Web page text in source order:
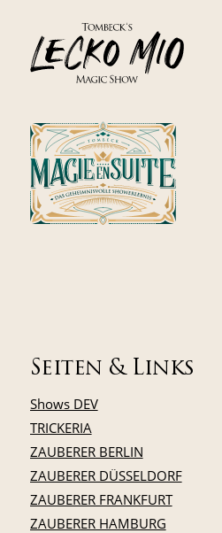
Seiten & Links
Shows DEV
TRICKERIA
ZAUBERER BERLIN
ZAUBERER DÜSSELDORF
ZAUBERER FRANKFURT
ZAUBERER HAMBURG